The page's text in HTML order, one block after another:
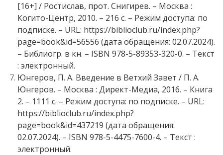
[16+] / Ростислав, прот. Снигирев. – Москва :
Когито-Центр, 2010. – 216 с. – Режим доступа: по
подписке. – URL: https://biblioclub.ru/index.php?
page=book&id=56556 (дата обращения: 02.07.2024).
– Библиогр. в кн. – ISBN 978-5-89353-320-0. – Текст
: электронный.
Юнгеров, П. А. Введение в Ветхий Завет / П. А.
Юнгеров. – Москва : Директ-Медиа, 2016. – Книга
2. – 1111 с. – Режим доступа: по подписке. – URL:
https://biblioclub.ru/index.php?
page=book&id=437219 (дата обращения:
02.07.2024). – ISBN 978-5-4475-7600-4. – Текст :
электронный.